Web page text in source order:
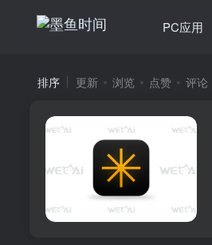
PC应用
排序 更新 浏览 点赞 评论